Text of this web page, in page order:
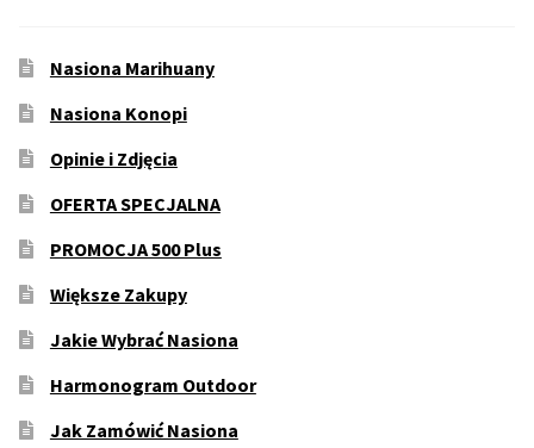
Nasiona Marihuany
Nasiona Konopi
Opinie i Zdjęcia
OFERTA SPECJALNA
PROMOCJA 500 Plus
Większe Zakupy
Jakie Wybrać Nasiona
Harmonogram Outdoor
Jak Zamówić Nasiona